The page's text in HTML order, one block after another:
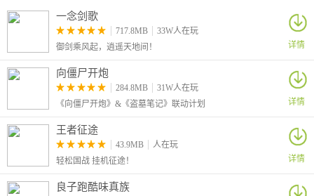
一念剑歌
717.8MB
33W人在玩
御剑乘风起，逍遥天地间！
详情
向僵尸开炮
284.8MB
31W人在玩
《向僵尸开炮》&《盗墓笔记》联动计划
详情
王者征途
43.9MB
人在玩
轻松国战 挂机征途！
详情
良子跑酷味真族